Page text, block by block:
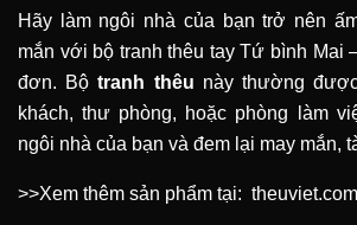
Hãy làm ngôi nhà của bạn trở nên
mắn với bộ tranh thêu tay Tứ bình Mai
đơn. Bộtranh thêu này thường
khách, thư phòng, hoặc phòng làm
ngôi nhà của bạn và đem lại may mắn,
>>Xem thêm sản phẩm tại: theuviet.com